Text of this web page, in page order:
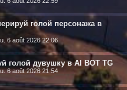
голой персонажа в
6 août 2026 22:06
голой дувушку в AI BOT TG
6 août 2026 21:54